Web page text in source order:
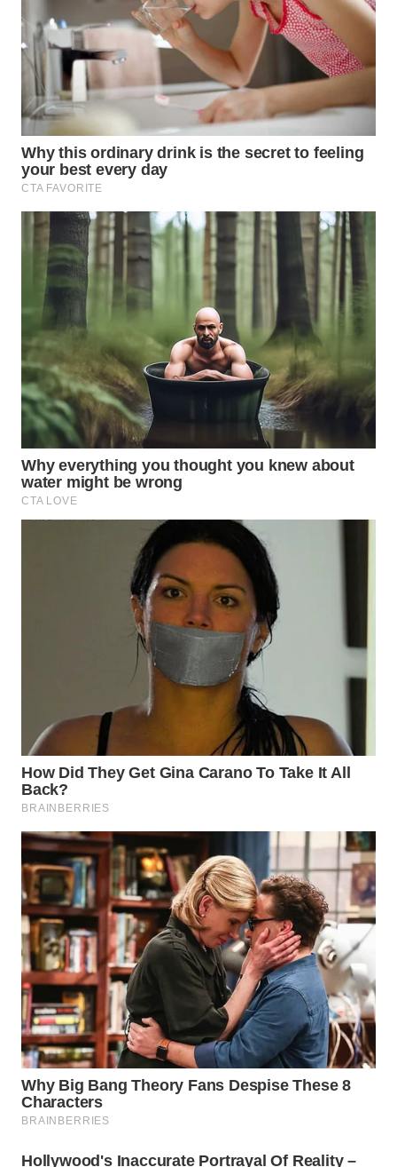
WN
NUSANTARA
WN
JOGJA
WN
JATIM
WN
BALI
WN
KALBAR
WN
KALTENG
WN
KALTARA
WN
KALSEL
WN
SULUT
WN
MALUKU
WN
MALUT
WN
DAIRI
WN
DANAU
TOBA
WN
NIAS
WN